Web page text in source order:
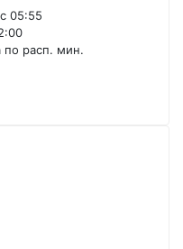
05:55
по расп. мин.